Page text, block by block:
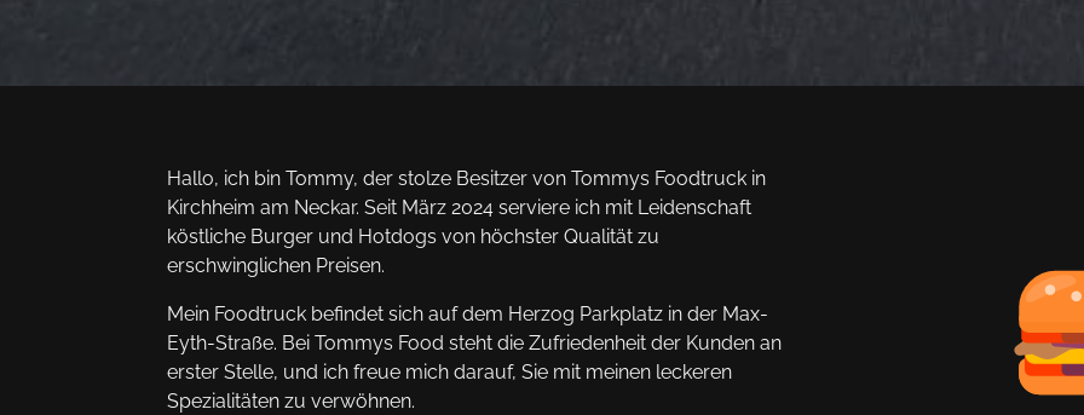
Hallo, ich bin Tommy, der stolze Besitzer von Tommys Foodtruck in
Kirchheim am Neckar. Seit März 2024 serviere ich mit Leidenschaft
köstliche Burger und Hotdogs von höchster Qualität zu
erschwinglichen Preisen.
Mein Foodtruck befindet sich auf dem Herzog Parkplatz in der Max-
Eyth-Straße. Bei Tommys Food steht die Zufriedenheit der Kunden an
erster Stelle, und ich freue mich darauf, Sie mit meinen leckeren
Spezialitäten zu verwöhnen.